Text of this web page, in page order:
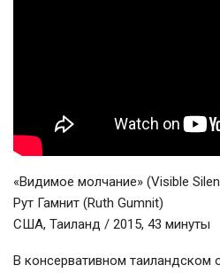
«Видимое молчание» (Visible
Рут Гамнит (Ruth Gumnit)
США, Таиланд / 2015, 43 минуты
В консервативном таиландском